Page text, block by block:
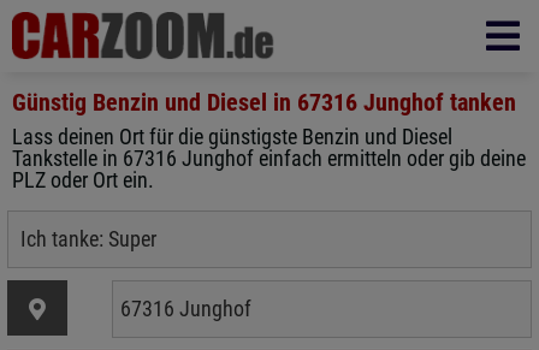
Günstig Benzin und Diesel in 67316 Junghof tanken
Lass deinen Ort für die günstigste Benzin und Diesel
Tankstelle in 67316 Junghof einfach ermitteln oder gib deine
PLZ oder Ort ein.